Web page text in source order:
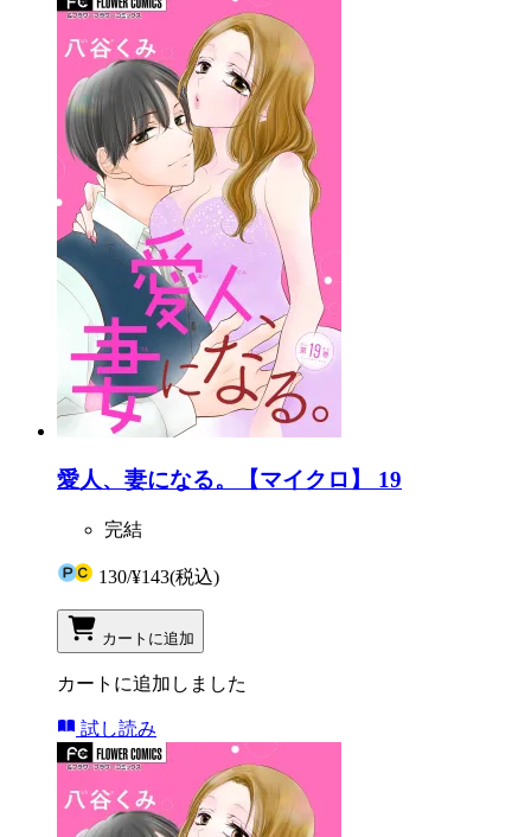
愛人、妻になる。【マイクロ】 19
完結
130/¥143(税込)
カートに追加
カートに追加しました
試し読み